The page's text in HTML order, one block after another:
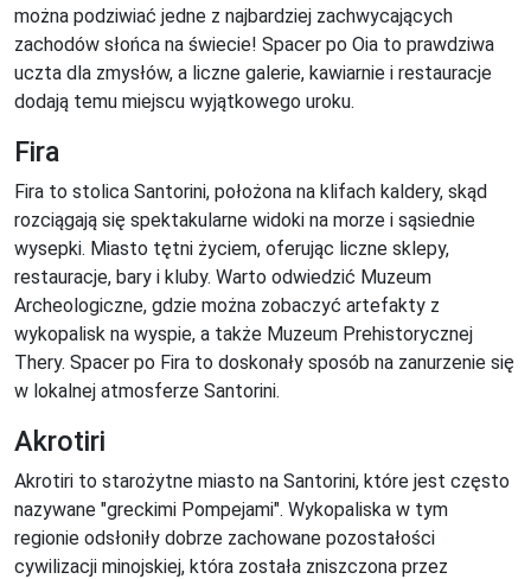
można podziwiać jedne z najbardziej zachwycających
zachodów słońca na świecie! Spacer po Oia to prawdziwa
uczta dla zmysłów, a liczne galerie, kawiarnie i restauracje
dodają temu miejscu wyjątkowego uroku.
Fira
Fira to stolica Santorini, położona na klifach kaldery, skąd
rozciągają się spektakularne widoki na morze i sąsiednie
wysepki. Miasto tętni życiem, oferując liczne sklepy,
restauracje, bary i kluby. Warto odwiedzić Muzeum
Archeologiczne, gdzie można zobaczyć artefakty z
wykopalisk na wyspie, a także Muzeum Prehistorycznej
Thery. Spacer po Fira to doskonały sposób na zanurzenie się
w lokalnej atmosferze Santorini.
Akrotiri
Akrotiri to starożytne miasto na Santorini, które jest często
nazywane "greckimi Pompejami". Wykopaliska w tym
regionie odsłoniły dobrze zachowane pozostałości
cywilizacji minojskiej, która została zniszczona przez